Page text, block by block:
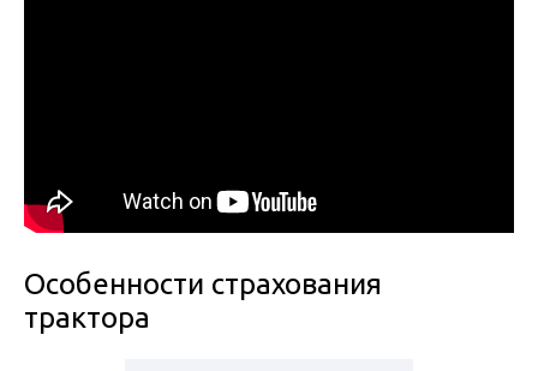
Особенности страхования
трактора